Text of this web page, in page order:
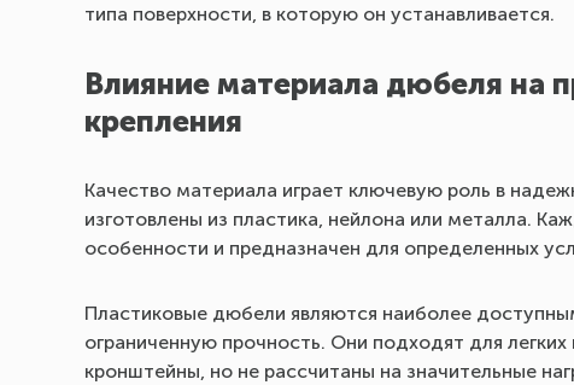
типа поверхности, в которую он устанавливается.
Влияние материала дюбеля на
крепления
Качество материала играет ключевую роль в
изготовлены из пластика, нейлона или металла.
особенности и предназначен для определенных
Пластиковые дюбели являются наиболее
ограниченную прочность. Они подходят для легких
кронштейны, но не рассчитаны на значительные